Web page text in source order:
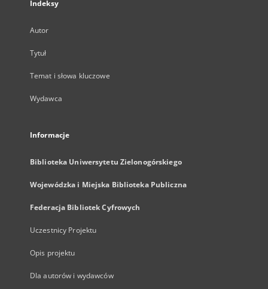
Indeksy
Autor
Tytuł
Temat i słowa kluczowe
Wydawca
Informacje
Biblioteka Uniwersytetu Zielonogórskiego
Wojewódzka i Miejska Biblioteka Publiczna
Federacja Bibliotek Cyfrowych
Uczestnicy Projektu
Opis projektu
Dla autorów i wydawców